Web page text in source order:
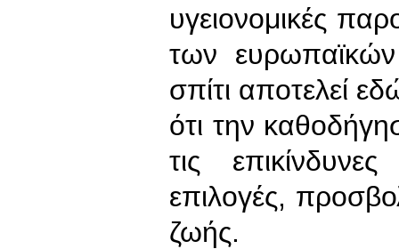
υγειονομικές
των
σπίτι αποτελεί
ότι την
τις
επιλογές,
ζωής.